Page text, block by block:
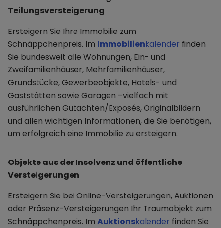
Teilungsversteigerung
Ersteigern Sie Ihre Immobilie zum
Schnäppchenpreis. Im Immobilienkalender finden
Sie bundesweit alle Wohnungen, Ein- und
Zweifamilienhäuser, Mehrfamilienhäuser,
Grundstücke, Gewerbeobjekte, Hotels- und
Gaststätten sowie Garagen –vielfach mit
ausführlichen Gutachten/Exposés, Originalbildern
und allen wichtigen Informationen, die Sie benötigen,
um erfolgreich eine Immobilie zu ersteigern.
Objekte aus der Insolvenz und öffentliche
Versteigerungen
Ersteigern Sie bei Online-Versteigerungen, Auktionen
oder Präsenz-Versteigerungen Ihr Traumobjekt zum
Schnäppchenpreis. Im Auktionskalender finden Sie